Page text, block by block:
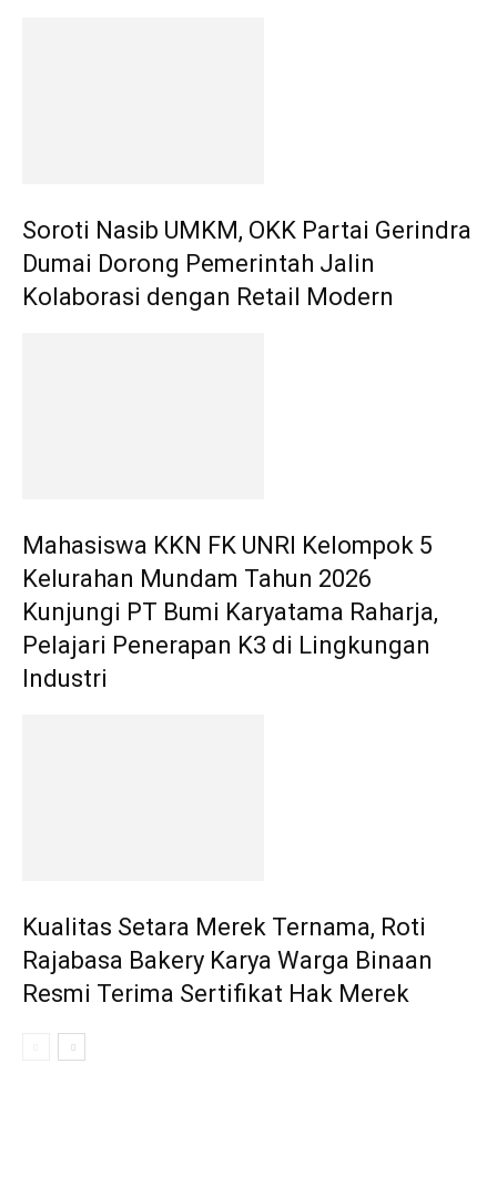
Soroti Nasib UMKM, OKK Partai Gerindra
Dumai Dorong Pemerintah Jalin
Kolaborasi dengan Retail Modern
Mahasiswa KKN FK UNRI Kelompok 5
Kelurahan Mundam Tahun 2026
Kunjungi PT Bumi Karyatama Raharja,
Pelajari Penerapan K3 di Lingkungan
Industri
Kualitas Setara Merek Ternama, Roti
Rajabasa Bakery Karya Warga Binaan
Resmi Terima Sertifikat Hak Merek